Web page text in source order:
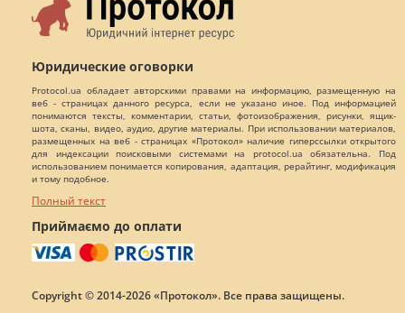
Юридические оговорки
Protocol.ua обладает авторскими правами на информацию, размещенную на
веб - страницах данного ресурса, если не указано иное. Под информацией
понимаются тексты, комментарии, статьи, фотоизображения, рисунки, ящик-
шота, сканы, видео, аудио, другие материалы. При использовании материалов,
размещенных на веб - страницах «Протокол» наличие гиперссылки открытого
для индексации поисковыми системами на protocol.ua обязательна. Под
использованием понимается копирования, адаптация, рерайтинг, модификация
и тому подобное.
Полный текст
Приймаємо до оплати
Copyright © 2014-2026 «Протокол». Все права защищены.